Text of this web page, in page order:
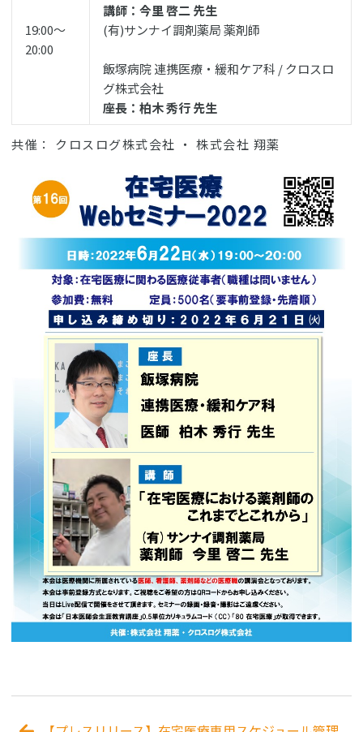
19:00〜
20:00
講師：今里 啓二 先生
(有)サンナイ調剤薬局 薬剤師
飯塚病院 連携医療・緩和ケア科 / クロスロ
グ株式会社
座長：柏木 秀行 先生
共催： クロスログ株式会社 ・ 株式会社 翔薬